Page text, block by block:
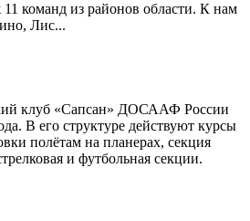
команд из районов области. К нам
Лис...
клуб «Сапсан» ДОСААФ России
В его структуре действуют курсы
полётам на планерах, секция
и футбольная секции.